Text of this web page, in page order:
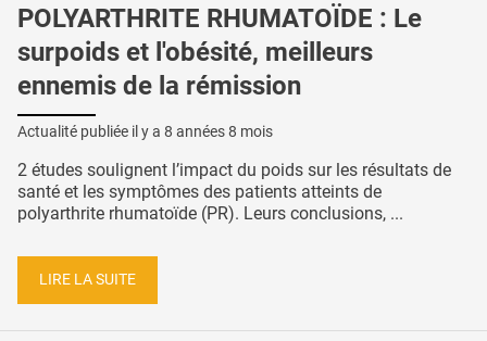
POLYARTHRITE RHUMATOÏDE : Le
surpoids et l'obésité, meilleurs
ennemis de la rémission
Actualité publiée il y a 8 années 8 mois
2 études soulignent l’impact du poids sur les résultats de
santé et les symptômes des patients atteints de
polyarthrite rhumatoïde (PR). Leurs conclusions, ...
LIRE LA SUITE